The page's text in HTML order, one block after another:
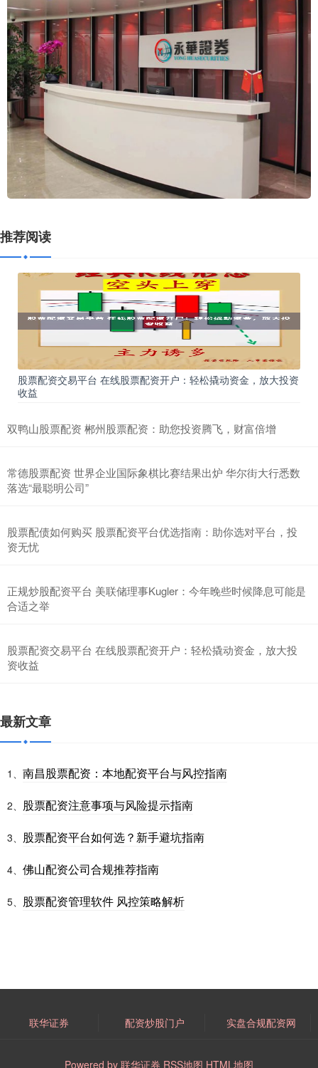
推荐阅读
股票配资交易平台 在线股票配资开户：轻松撬动资金，放大投资
收益
双鸭山股票配资 郴州股票配资：助您投资腾飞，财富倍增
常德股票配资 世界企业国际象棋比赛结果出炉 华尔街大行悉数
落选“最聪明公司”
股票配债如何购买 股票配资平台优选指南：助你选对平台，投
资无忧
正规炒股配资平台 美联储理事Kugler：今年晚些时候降息可能是
合适之举
股票配资交易平台 在线股票配资开户：轻松撬动资金，放大投
资收益
最新文章
1、 南昌股票配资：本地配资平台与风控指南
2、 股票配资注意事项与风险提示指南
3、 股票配资平台如何选？新手避坑指南
4、 佛山配资公司合规推荐指南
5、 股票配资管理软件 风控策略解析
联华证券 配资炒股门户 实盘合规配资网
Powered by 联华证券 RSS地图 HTML地图